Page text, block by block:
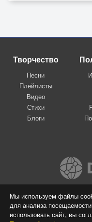
Мы используем файлы
для анализа
использовать сайт, вы
Творчество
Песни
Плейлисты
Видео
Стихи
Блоги
©